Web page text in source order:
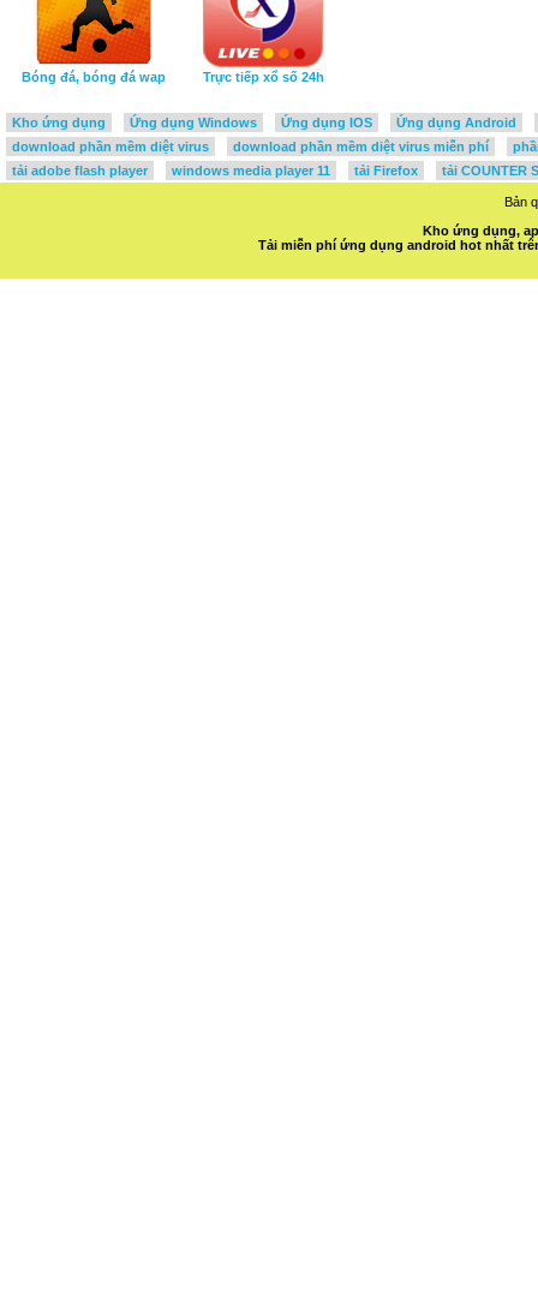
Bóng đá, bóng đá wap Trực tiếp xổ số 24h
Kho ứng dụng Ứng dụng Windows Ứng dụng IOS
Ứng dụng Android
download phần mềm diệt virus
download phần mềm diệt virus miễn phí
tải adobe flash player
windows media player 11 tải Firefox tải COUNTER
Bản
Kho ứng dụng,
Tải miễn phí ứng dụng android hot nhất